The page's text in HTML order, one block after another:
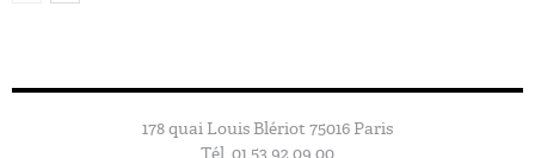
178 quai Louis Blériot 75016 Paris
Tél. 01 53 92 09 00